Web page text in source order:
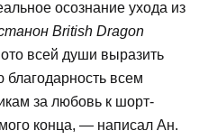
осознание ухода из
British Dragon
всей души выразить
всем
за любовь к шорт-
конца, — написал Ан.